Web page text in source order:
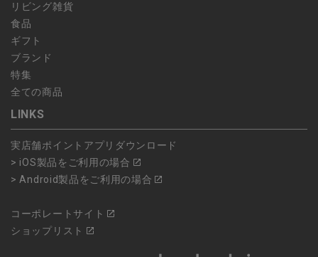
リビング雑貨
食品
ギフト
ブランド
特集
全ての商品
LINKS
実店舗ポイントアプリダウンロード
> iOS製品をご利用の場合
> Android製品をご利用の場合
コーポレートサイト
ショップリスト